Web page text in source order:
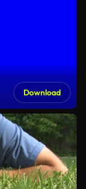
Download